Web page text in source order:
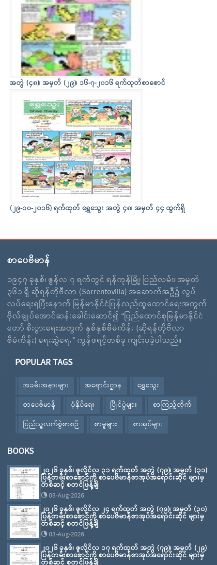
အတွဲ (၄၈)၊ အမှတ် (၂၉)၊ ၁၆-၇-၂၀၁၆ ရက်ထုတ်စာစောင်
(၂၉-၁၀-၂၀၁၆) ရက်ထုတ် ရွှေသွေး အတွဲ ၄၈၊ အမှတ် ၄၄ ထွက်ရှိ
စာပေဗိမာန်
၁၉၄၇ ခုနှစ်၊ ဇွန်လ ၇ ရက်တွင် ရန်ကုန်မြို့၊ ပြည်လမ်း၊ အမှတ်
၃၆၁ ရှိ ဆိုရန်တိုဗီလာ (Sorrentovilla) အဆောက်အဦ၌ လွပ်
လပ်ရေးရပြီးနောက် မြန်မာနိုင်ငံပြန်လည်ထူထောင်ရေးအတွက်
ဗိုလ်ချူပ်အောင်ဆန်းခေါင်းဆောင်၍ “ပြည်ထောင်စုမြန်မာနိုင်ငံ
တော် စီးပွားရေးအတွက် နှစ်နှစ်စီမံကိန်း (ဆိုရန်တိုဗီလာ
စီမံကိန်း) ရေးဆွဲရေး” ကွန်ဖရင့်တစ်ခု ကျင်းပခဲ့ပါသည်။
POPULAR TAGS
အခမ်းအနားများ အရောင်းဌာန
ရွှေသွေး
စာပေဗိမာန်
ပုံနှိပ်ရေး ပြိုင်ပွဲများ
စာကြည့်တိုက်
ပြည်သူ့လက်စွဲစာစဉ်
စာမူများ စာအုပ်များ
BOOKS
၂၀၂၆ ခုနှစ်၊ ဇူလိုင်လ ၃၁ ရက်ထုတ် အတွဲ (၇၉)၊ အမှတ် (၃၁)
ပြန်တမ်းစာစောင်ကို စာပေဗိမာန်စာအုပ်အရောင်းဆိုင် များမှ
တစ်ဆင့် စတင်ဖြန့်ချိ
03-Aug-2026
၂၀၂၆ ခုနှစ်၊ ဇူလိုင်လ ၂၄ ရက်ထုတ် အတွဲ (၇၉)၊ အမှတ် (၃၀)
ပြန်တမ်းစာစောင်ကို စာပေဗိမာန်စာအုပ်အရောင်းဆိုင် များမှ
တစ်ဆင့် စတင်ဖြန့်ချိ
03-Aug-2026
၂၀၂၆ ခုနှစ်၊ ဇူလိုင်လ ၁၇ ရက်ထုတ် အတွဲ (၇၉)၊ အမှတ် (၂၉)
ပြန်တမ်းစာစောင်ကို စာပေဗိမာန်စာအုပ်အရောင်းဆိုင် များမှ